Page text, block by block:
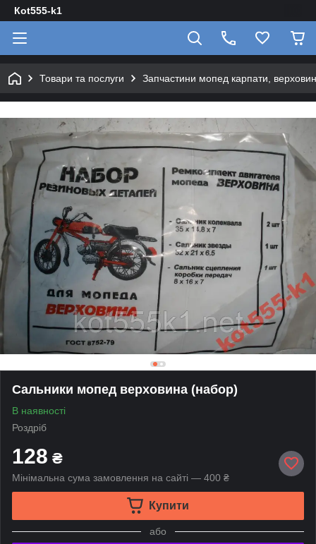
Кot555-k1
Товари та послуги Запчастини мопед карпати,
Сальники мопед верховина (набор)
В наявності
Роздріб
128 ₴
Мінімальна сума замовлення на сайті — 400 ₴
Купити
або